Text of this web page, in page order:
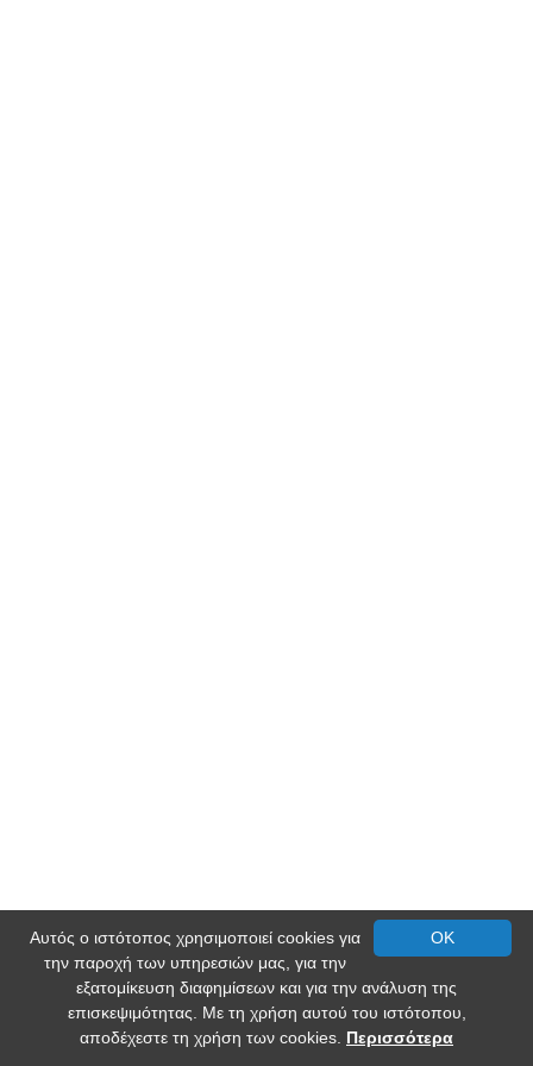
OK
Αυτός ο ιστότοπος χρησιμοποιεί cookies για
την παροχή των υπηρεσιών μας, για την
εξατομίκευση διαφημίσεων και για την ανάλυση της
επισκεψιμότητας. Με τη χρήση αυτού του ιστότοπου,
αποδέχεστε τη χρήση των cookies. Περισσότερα